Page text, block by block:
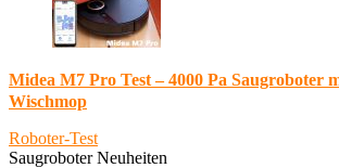
Midea M7 Pro Test – 4000 Pa Saugroboter
Wischmop
Roboter-Test
Saugroboter Neuheiten